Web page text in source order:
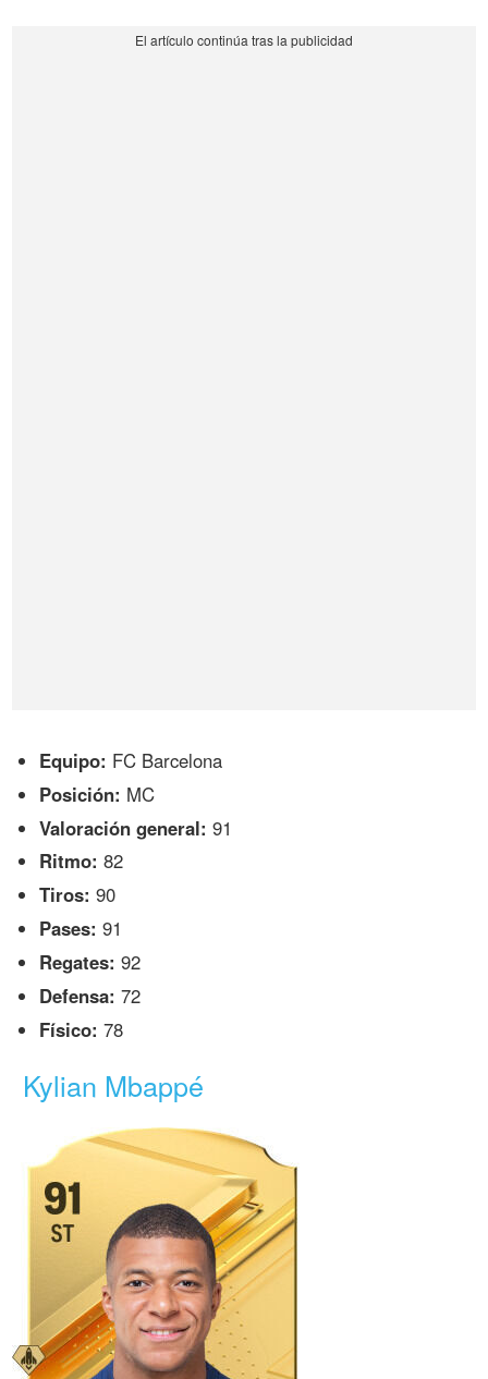
Equipo: FC Barcelona
Posición: MC
Valoración general: 91
Ritmo: 82
Tiros: 90
Pases: 91
Regates: 92
Defensa: 72
Físico: 78
Kylian Mbappé